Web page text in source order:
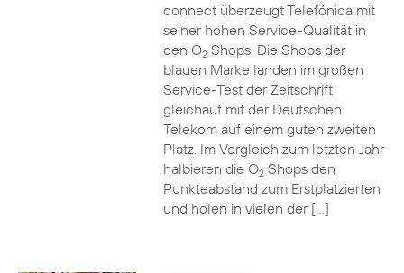
connect überzeugt Telefónica mit
seiner hohen Service-Qualität in
den O2Shops: Die Shops der
blauen Marke landen im großen
Service-Test der Zeitschrift
gleichauf mit der Deutschen
Telekom auf einem guten zweiten
Platz. Im Vergleich zum letzten Jahr
halbieren die O2Shops den
Punkteabstand zum Erstplatzierten
und holen in vielen der […]